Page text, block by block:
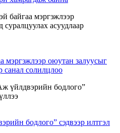
мэргэжлээр оюутан залуусыг
санал солилцлоо
бодлого” сэдвээр илтгэл